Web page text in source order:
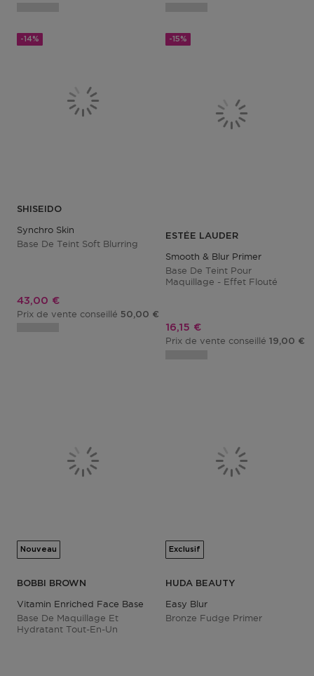
-14%
SHISEIDO
Synchro Skin
Base De Teint Soft Blurring
Prix promotionnel
43,00 €
Prix de vente conseillé 50,00 €
-15%
ESTÉE LAUDER
Smooth & Blur Primer
Base De Teint Pour
Maquillage - Effet Flouté
Prix promotionnel
16,15 €
Prix de vente conseillé 19,00 €
Nouveau
BOBBI BROWN
Vitamin Enriched Face Base
Base De Maquillage Et
Hydratant Tout-En-Un
Exclusif
HUDA BEAUTY
Easy Blur
Bronze Fudge Primer